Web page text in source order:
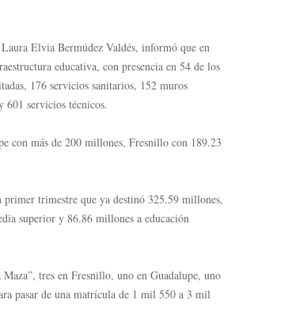
Elvia Bermúdez Valdés, informó que en
educativa, con presencia en 54 de los
176 servicios sanitarios, 152 muros
601 servicios técnicos.
con más de 200 millones, Fresnillo con 189.23
trimestre que ya destinó 325.59 millones,
superior y 86.86 millones a educación
tres en Fresnillo, uno en Guadalupe, uno
pasar de una matrícula de 1 mil 550 a 3 mil